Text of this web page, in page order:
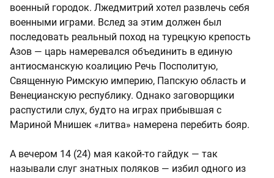
военный городок. Лжедмитрий хотел развлечь себя
военными играми. Вслед за этим должен был
последовать реальный поход на турецкую крепость
Азов — царь намеревался объединить в единую
антиосманскую коалицию Речь Посполитую,
Священную Римскую империю, Папскую область и
Венецианскую республику. Однако заговорщики
распустили слух, будто на играх прибывшая с
Мариной Мнишек «литва» намерена перебить бояр.
А вечером 14 (24) мая какой-то гайдук — так
называли слуг знатных поляков — избил одного из